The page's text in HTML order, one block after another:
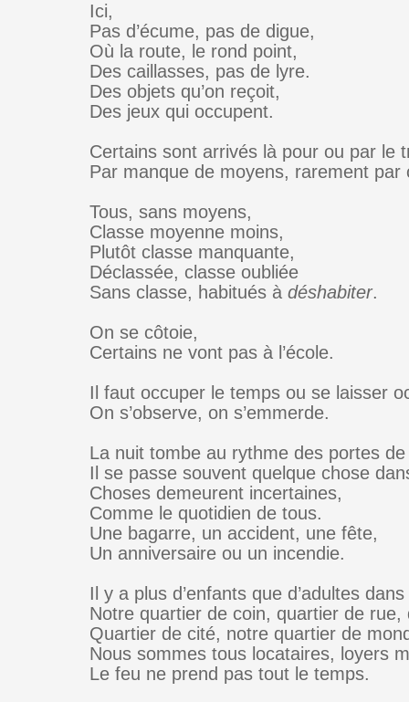
Ici,
Pas d’écume, pas de digue,
Où la route, le rond point,
Des caillasses, pas de lyre.
Des objets qu’on reçoit,
Des jeux qui occupent.
Certains sont arrivés là pour ou par le
Par manque de moyens, rarement par
Tous, sans moyens,
Classe moyenne moins,
Plutôt classe manquante,
Déclassée, classe oubliée
Sans classe, habitués à déshabiter.
On se côtoie,
Certains ne vont pas à l’école.
Il faut occuper le temps ou se laisser
On s’observe, on s’emmerde.
La nuit tombe au rythme des portes
Il se passe souvent quelque chose
Choses demeurent incertaines,
Comme le quotidien de tous.
Une bagarre, un accident, une fête,
Un anniversaire ou un incendie.
Il y a plus d’enfants que d’adultes
Notre quartier de coin, quartier de rue,
Quartier de cité, notre quartier de
Nous sommes tous locataires, loyers
Le feu ne prend pas tout le temps.